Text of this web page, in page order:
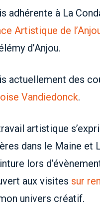
adhérente à La
Artistique de
d’Anjou.
actuellement des
Vandiedonck.
artistique
dans le Maine et
lors
aux visites sur
univers créatif.